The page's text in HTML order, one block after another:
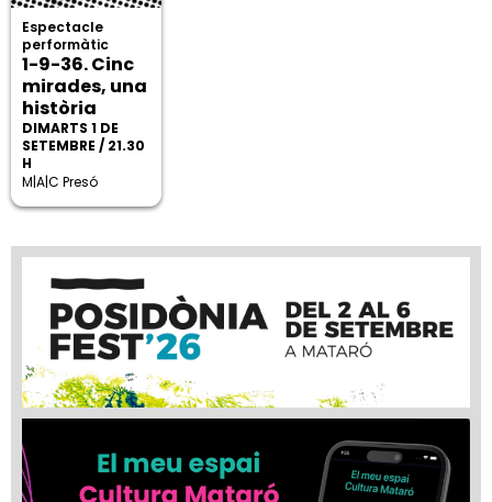
Espectacle
performàtic
1-9-36. Cinc
mirades, una
història
DIMARTS 1 DE
SETEMBRE / 21.30
H
M|A|C Presó